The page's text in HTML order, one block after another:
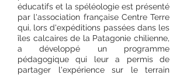
éducatifs et la spéléologie est présenté
par l'association française Centre Terre
qui, lors d'expéditions passées dans les
îles calcaires de la Patagonie chilienne,
a développé un programme
pédagogique qui leur a permis de
partager l'expérience sur le terrain